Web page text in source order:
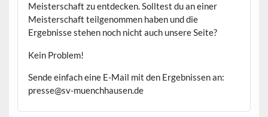
Meisterschaft zu entdecken. Solltest du an einer
Meisterschaft teilgenommen haben und die
Ergebnisse stehen noch nicht auch unsere Seite?
Kein Problem!
Sende einfach eine E-Mail mit den Ergebnissen an:
presse@sv-muenchhausen.de